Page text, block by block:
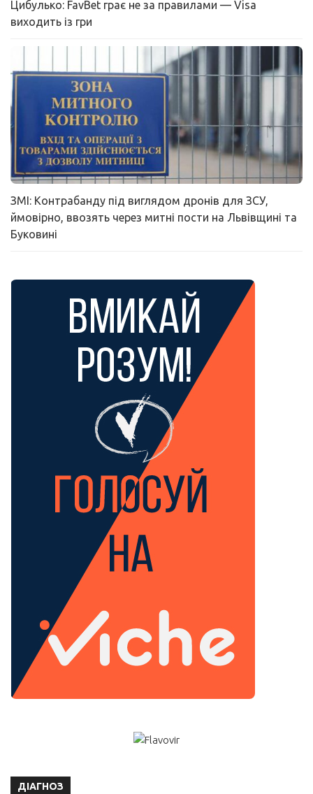
Цибулько: FavBet грає не за правилами — Visa
виходить із гри
ЗМІ: Контрабанду під виглядом дронів для ЗСУ,
ймовірно, ввозять через митні пости на Львівщині та
Буковині
ДІАГНОЗ